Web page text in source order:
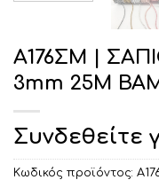
Α176ΣΜ |
3mm 25M
Συνδεθείτε
Κωδικός προϊόντος: